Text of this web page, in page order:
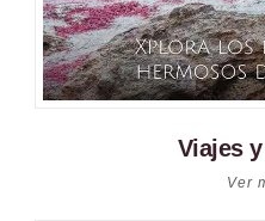
Viajes
Ver